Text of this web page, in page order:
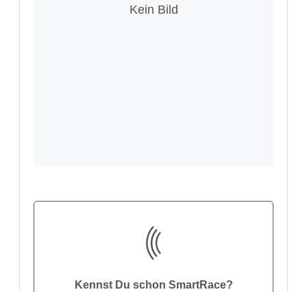
Kein Bild
Kennst Du schon SmartRace?